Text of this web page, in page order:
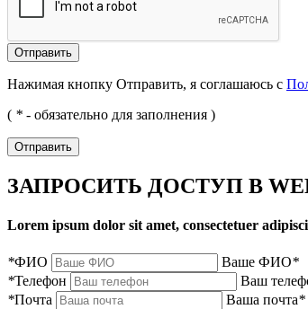
Отправить
Нажимая кнопку Отправить, я соглашаюсь с
( * - обязательно для заполнения )
Отправить
ЗАПРОСИТЬ ДОСТУП В
Lorem ipsum dolor sit amet, consectetuer
*ФИО Ваше ФИО*
*Телефон Ваш
*Почта Ваша почта*